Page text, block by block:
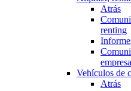
Atrás
renting
Vehículos de
Atrás